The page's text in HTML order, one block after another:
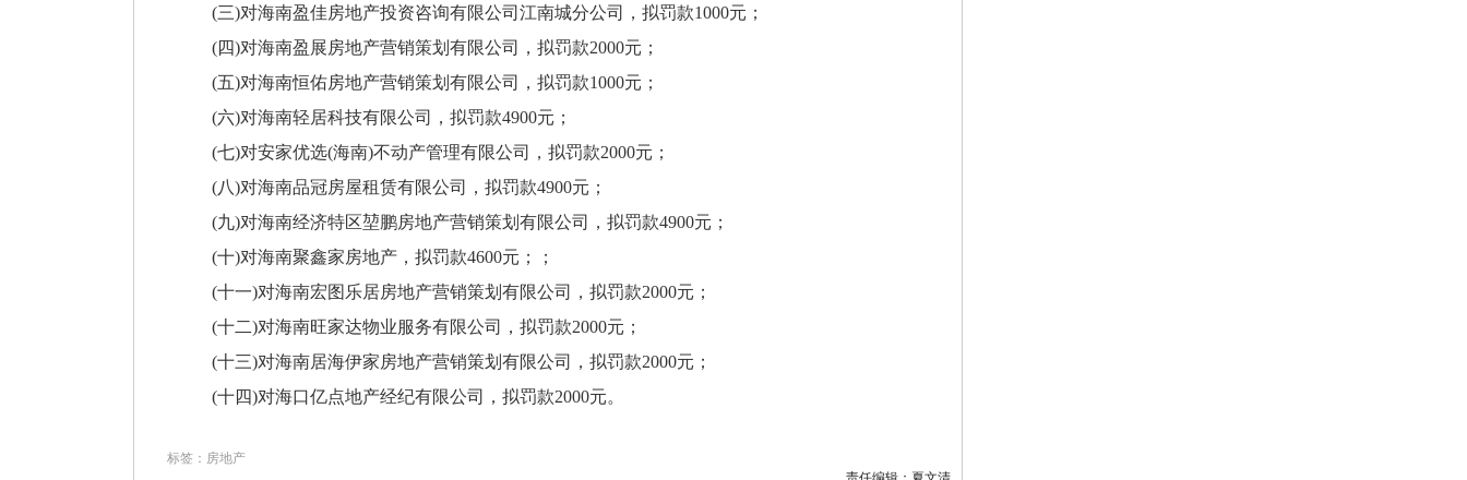
(三)对海南盈佳房地产投资咨询有限公司江南城分公司，拟罚款1000元；
(四)对海南盈展房地产营销策划有限公司，拟罚款2000元；
(五)对海南恒佑房地产营销策划有限公司，拟罚款1000元；
(六)对海南轻居科技有限公司，拟罚款4900元；
(七)对安家优选(海南)不动产管理有限公司，拟罚款2000元；
(八)对海南品冠房屋租赁有限公司，拟罚款4900元；
(九)对海南经济特区堃鹏房地产营销策划有限公司，拟罚款4900元；
(十)对海南聚鑫家房地产，拟罚款4600元；；
(十一)对海南宏图乐居房地产营销策划有限公司，拟罚款2000元；
(十二)对海南旺家达物业服务有限公司，拟罚款2000元；
(十三)对海南居海伊家房地产营销策划有限公司，拟罚款2000元；
(十四)对海口亿点地产经纪有限公司，拟罚款2000元。
标签：房地产